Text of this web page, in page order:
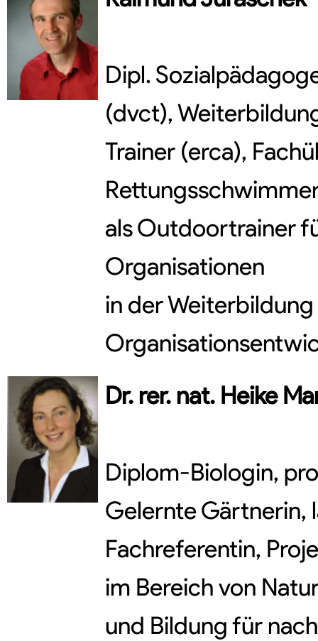
Dipl.
(dvct),
Trainer (erca),
als Outdoortrainer
Organisationen
in der
Dr. rer. nat. Heike
Diplom-Biologin,
Gelernte Gärtnerin,
Fachreferentin,
im Bereich von
und Bildung für